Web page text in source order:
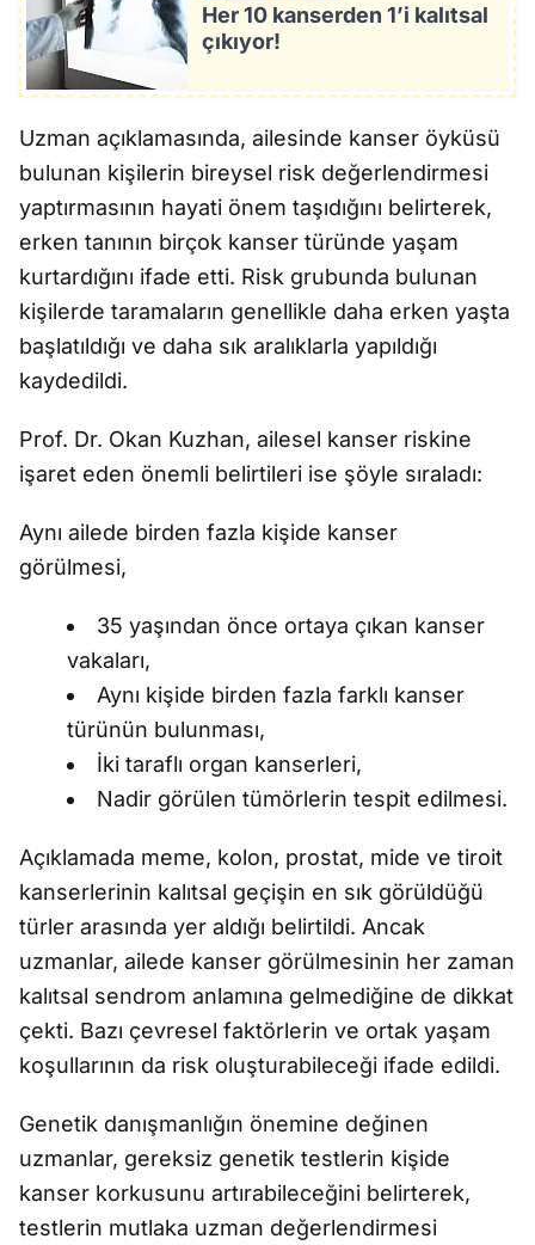
Her 10 kanserden 1’i kalıtsal
çıkıyor!
Uzman açıklamasında, ailesinde kanser öyküsü
bulunan kişilerin bireysel risk değerlendirmesi
yaptırmasının hayati önem taşıdığını belirterek,
erken tanının birçok kanser türünde yaşam
kurtardığını ifade etti. Risk grubunda bulunan
kişilerde taramaların genellikle daha erken yaşta
başlatıldığı ve daha sık aralıklarla yapıldığı
kaydedildi.
Prof. Dr. Okan Kuzhan, ailesel kanser riskine
işaret eden önemli belirtileri ise şöyle sıraladı:
Aynı ailede birden fazla kişide kanser
görülmesi,
35 yaşından önce ortaya çıkan kanser
vakaları,
Aynı kişide birden fazla farklı kanser
türünün bulunması,
İki taraflı organ kanserleri,
Nadir görülen tümörlerin tespit edilmesi.
Açıklamada meme, kolon, prostat, mide ve tiroit
kanserlerinin kalıtsal geçişin en sık görüldüğü
türler arasında yer aldığı belirtildi. Ancak
uzmanlar, ailede kanser görülmesinin her zaman
kalıtsal sendrom anlamına gelmediğine de dikkat
çekti. Bazı çevresel faktörlerin ve ortak yaşam
koşullarının da risk oluşturabileceği ifade edildi.
Genetik danışmanlığın önemine değinen
uzmanlar, gereksiz genetik testlerin kişide
kanser korkusunu artırabileceğini belirterek,
testlerin mutlaka uzman değerlendirmesi